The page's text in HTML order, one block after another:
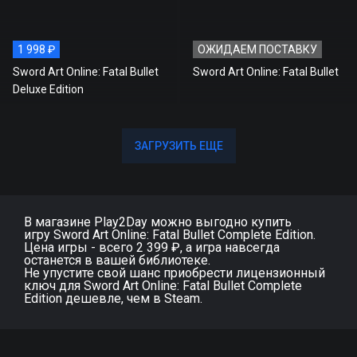
1 998 ₽
Sword Art Online: Fatal Bullet
Deluxe Edition
ОЖИДАЕМ ПОСТАВКУ
Sword Art Online: Fatal Bullet
ЗАГРУЗИТЬ ЕЩЕ
ЗАГРУЗИТЬ ЕЩЕ
В магазине Play2Day можно выгодно купить
игру Sword Art Online: Fatal Bullet Complete Edition.
Цена игры - всего 2 399 ₽, а игра навсегда
останется в вашей библиотеке.
Не упустите свой шанс приобрести лицензионный
ключ для Sword Art Online: Fatal Bullet Complete
Edition дешевле, чем в Steam.